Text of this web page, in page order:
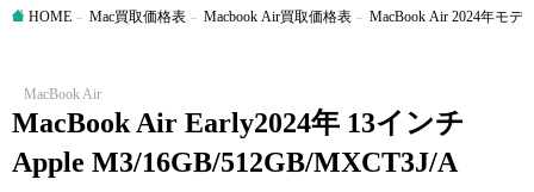
HOME Mac買取価格表 Macbook Air買取価格表 MacBook Air 2024年モデ
MacBook Air
MacBook Air Early2024年 13インチ
Apple M3/16GB/512GB/MXCT3J/A